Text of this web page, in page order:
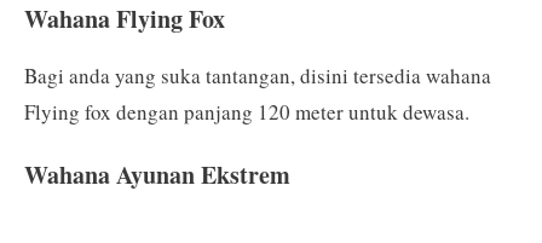
Wahana Flying Fox
Bagi anda yang suka tantangan, disini tersedia wahana
Flying fox dengan panjang 120 meter untuk dewasa.
Wahana Ayunan Ekstrem